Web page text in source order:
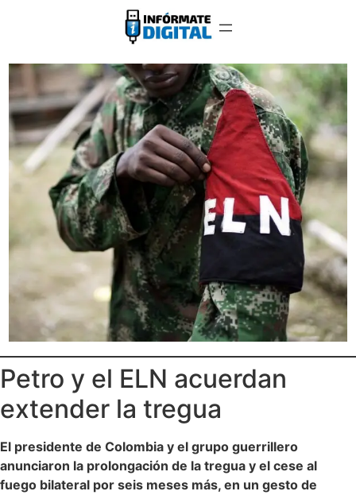
Petro y el ELN acuerdan
extender la tregua
El presidente de Colombia y el grupo guerrillero
anunciaron la prolongación de la tregua y el cese al
fuego bilateral por seis meses más, en un gesto de